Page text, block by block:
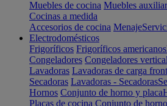
Muebles de cocina Muebles
Cocinas a medida
Accesorios de cocina Menaje
Electrodomésticos
Frigoríficos Frigoríficos americanos
Congeladores Congeladores
Lavadoras Lavadoras de carga
Secadoras Lavadoras - Secadoras
Hornos Conjunto de horno y placa
Placas de cocina Conjunto de